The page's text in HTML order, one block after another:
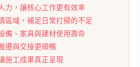
力，讓核心工作更有效率
區域，補足日常打掃的不足
備、家具與建材使用壽命
遷與交接更順暢
施工成果真正呈現